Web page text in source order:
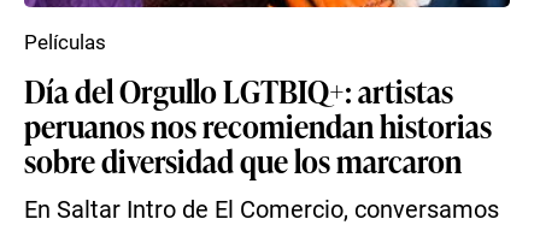
Día del Orgullo LGTBIQ+: artistas
peruanos nos recomiendan historias
sobre diversidad que los marcaron
En Saltar Intro de El Comercio, conversamos
Películas